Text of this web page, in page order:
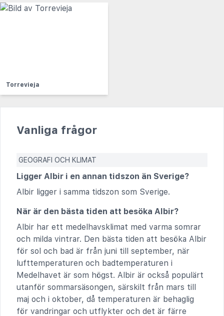
Torrevieja
Vanliga frågor
GEOGRAFI OCH KLIMAT
Ligger Albir i en annan tidszon än Sverige?
Albir ligger i samma tidszon som Sverige.
När är den bästa tiden att besöka Albir?
Albir har ett medelhavsklimat med varma somrar
och milda vintrar. Den bästa tiden att besöka Albir
för sol och bad är från juni till september, när
lufttemperaturen och badtemperaturen i
Medelhavet är som högst. Albir är också populärt
utanför sommarsäsongen, särskilt från mars till
maj och i oktober, då temperaturen är behaglig
för vandringar och utflykter och det är färre